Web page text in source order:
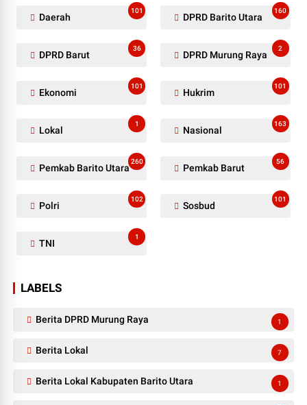
Daerah
101
DPRD Barito Utara
160
DPRD Barut
36
DPRD Murung Raya
2
Ekonomi
101
Hukrim
101
Lokal
1
Nasional
163
Pemkab Barito Utara
260
Pemkab Barut
56
Polri
102
Sosbud
101
TNI
1
LABELS
Berita DPRD Murung Raya 1
Berita Lokal 7
Berita Lokal Kabupaten Barito Utara 1